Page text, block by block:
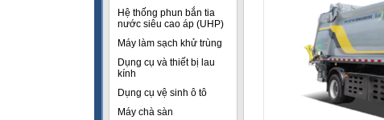
Hệ thống phun bắn tia
nước siêu cao áp (UHP)
Máy làm sạch khử trùng
Dụng cụ và thiết bị lau
kính
Dụng cụ vệ sinh ô tô
Máy chà sàn